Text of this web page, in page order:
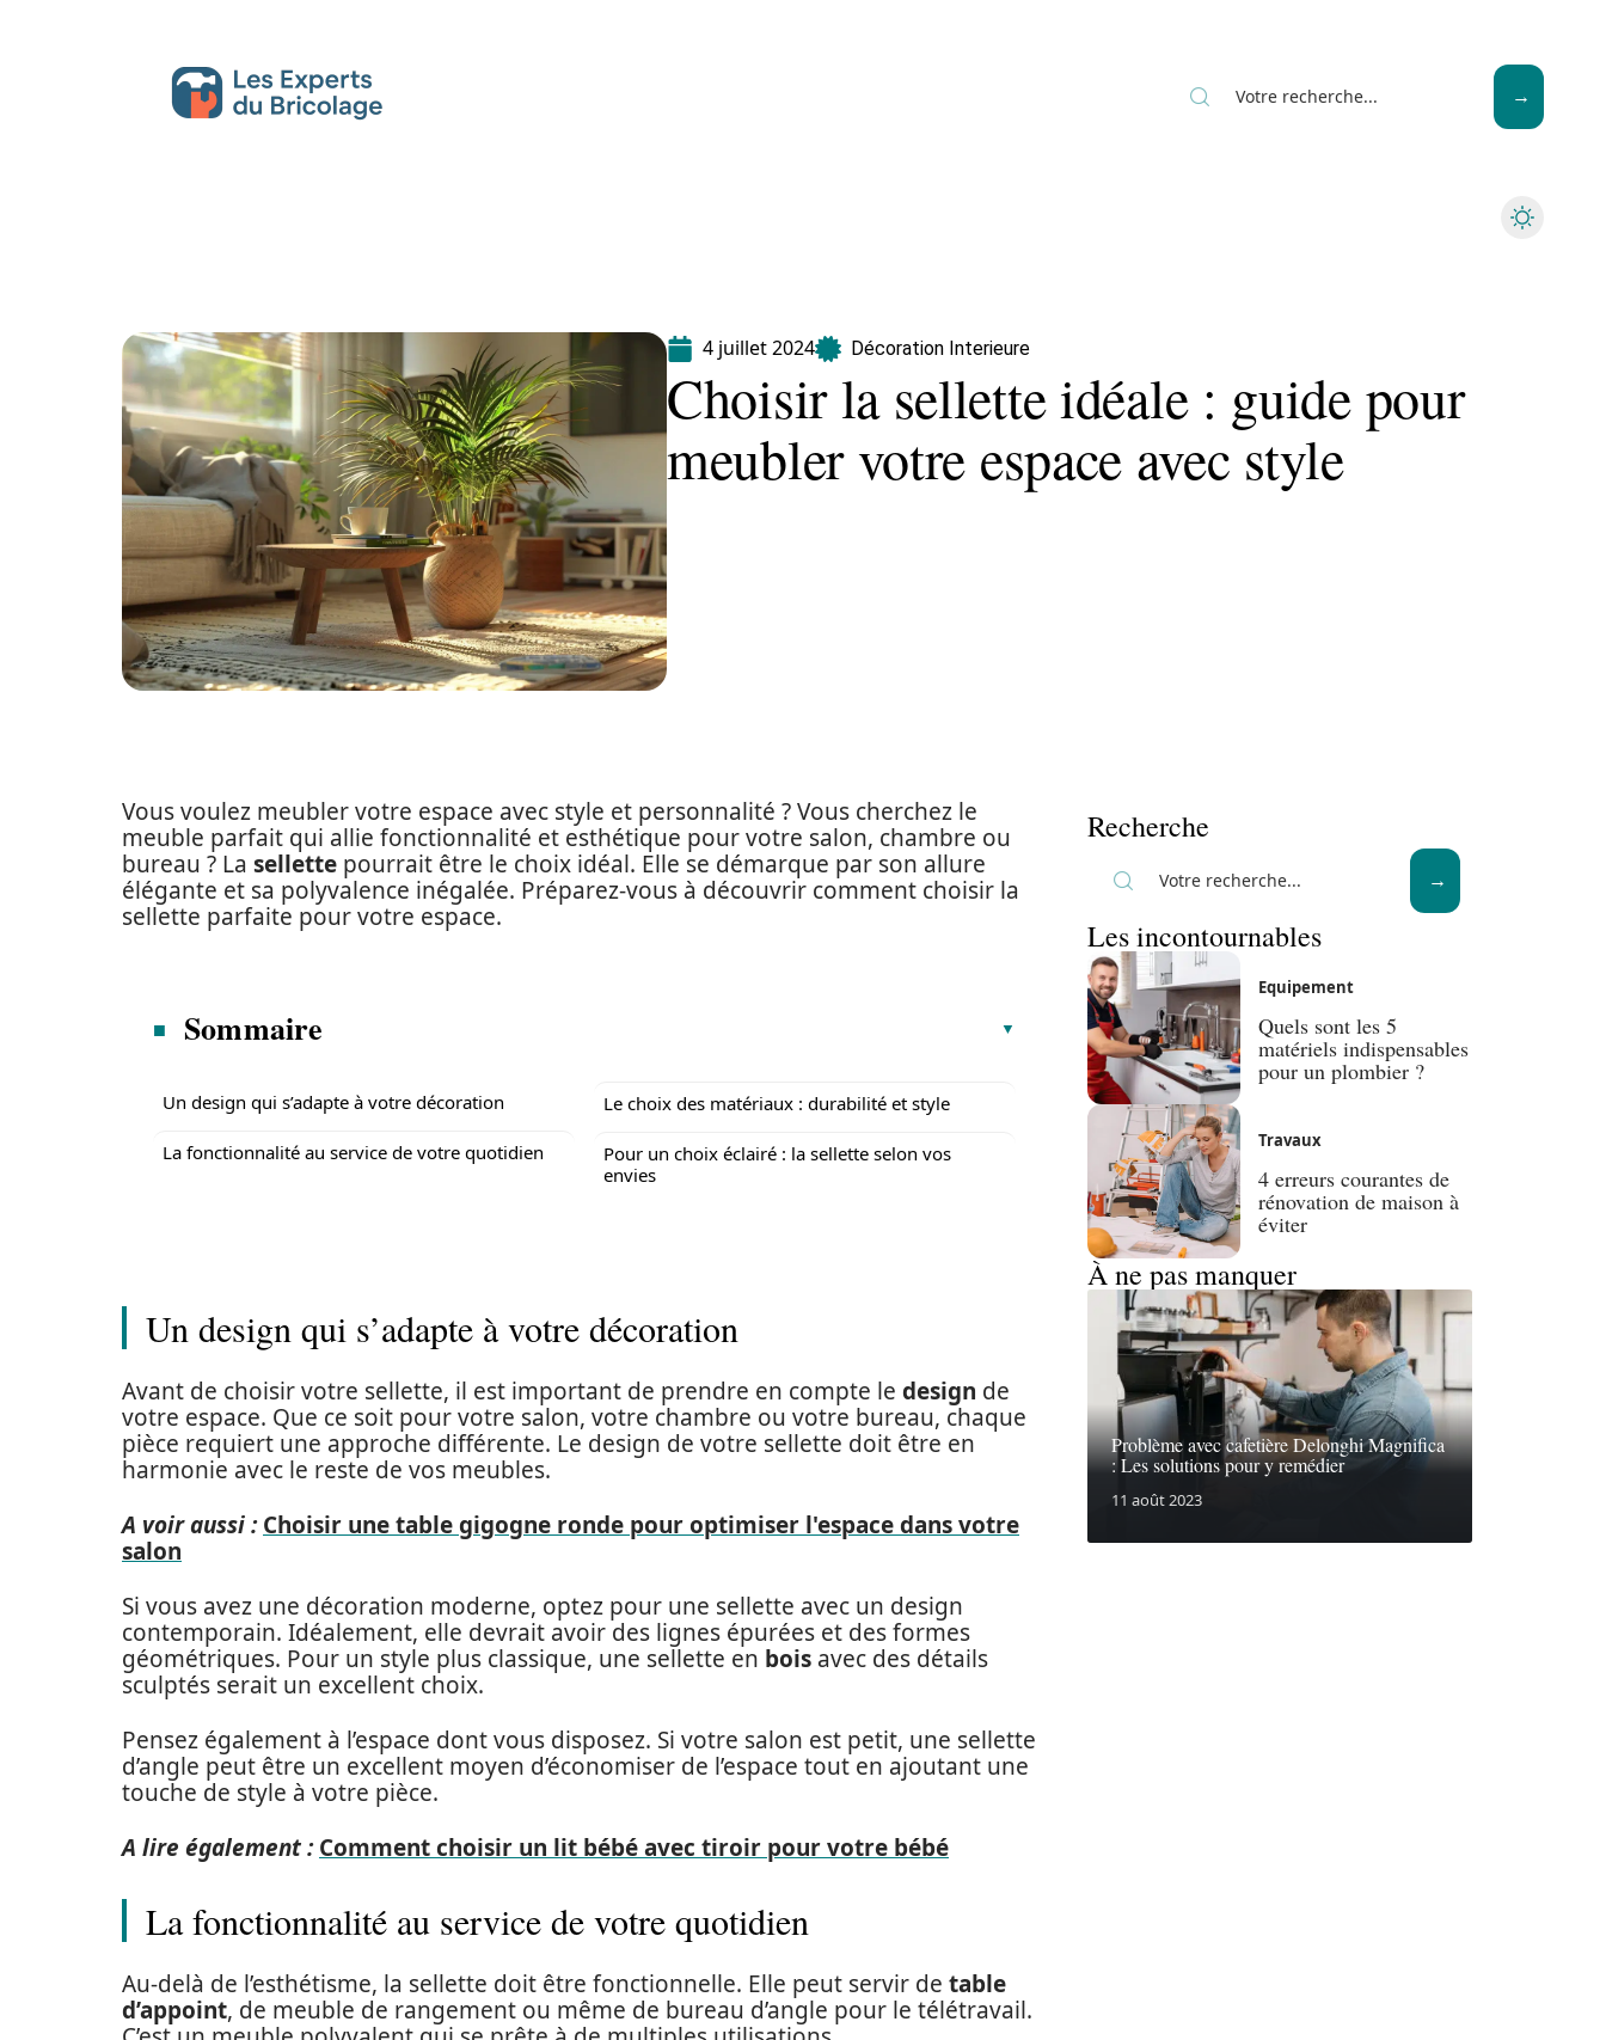
4 juillet 2024 Décoration Interieure
Choisir la sellette idéale : guide pour
meubler votre espace avec style
Vous voulez meubler votre espace avec style et personnalité ? Vous cherchez le
meuble parfait qui allie fonctionnalité et esthétique pour votre salon, chambre ou
bureau ? La sellette pourrait être le choix idéal. Elle se démarque par son allure
élégante et sa polyvalence inégalée. Préparez-vous à découvrir comment choisir la
sellette parfaite pour votre espace.
Sommaire
Un design qui s’adapte à votre décoration
La fonctionnalité au service de votre quotidien
Le choix des matériaux : durabilité et style
Pour un choix éclairé : la sellette selon vos
envies
Un design qui s’adapte à votre décoration
Avant de choisir votre sellette, il est important de prendre en compte le design de
votre espace. Que ce soit pour votre salon, votre chambre ou votre bureau, chaque
pièce requiert une approche différente. Le design de votre sellette doit être en
harmonie avec le reste de vos meubles.
A voir aussi : Choisir une table gigogne ronde pour optimiser l'espace dans votre
salon
Si vous avez une décoration moderne, optez pour une sellette avec un design
contemporain. Idéalement, elle devrait avoir des lignes épurées et des formes
géométriques. Pour un style plus classique, une sellette en bois avec des détails
sculptés serait un excellent choix.
Pensez également à l’espace dont vous disposez. Si votre salon est petit, une sellette
d’angle peut être un excellent moyen d’économiser de l’espace tout en ajoutant une
touche de style à votre pièce.
A lire également : Comment choisir un lit bébé avec tiroir pour votre bébé
La fonctionnalité au service de votre quotidien
Au-delà de l’esthétisme, la sellette doit être fonctionnelle. Elle peut servir de table
d’appoint, de meuble de rangement ou même de bureau d’angle pour le télétravail.
Recherche
Les incontournables
Equipement
Quels sont les 5
matériels indispensables
pour un plombier ?
Travaux
4 erreurs courantes de
rénovation de maison à
éviter
À ne pas manquer
Problème avec cafetière Delonghi Magnifica
: Les solutions pour y remédier
11 août 2023